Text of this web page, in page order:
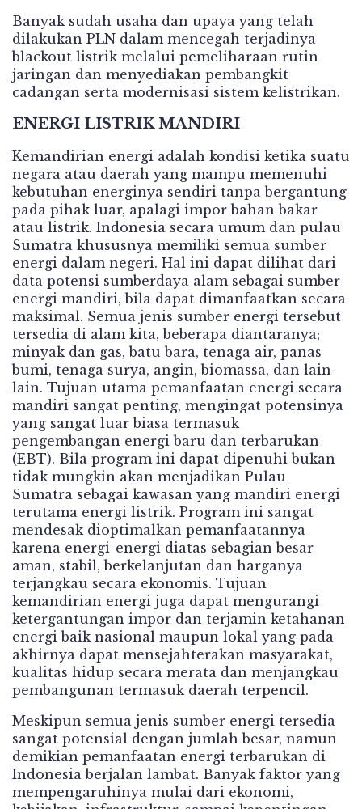
Banyak sudah usaha dan upaya yang telah
dilakukan PLN dalam mencegah terjadinya
blackout listrik melalui pemeliharaan rutin
jaringan dan menyediakan pembangkit
cadangan serta modernisasi sistem kelistrikan.
ENERGI LISTRIK MANDIRI
Kemandirian energi adalah kondisi ketika suatu
negara atau daerah yang mampu memenuhi
kebutuhan energinya sendiri tanpa bergantung
pada pihak luar, apalagi impor bahan bakar
atau listrik. Indonesia secara umum dan pulau
Sumatra khususnya memiliki semua sumber
energi dalam negeri. Hal ini dapat dilihat dari
data potensi sumberdaya alam sebagai sumber
energi mandiri, bila dapat dimanfaatkan secara
maksimal. Semua jenis sumber energi tersebut
tersedia di alam kita, beberapa diantaranya;
minyak dan gas, batu bara, tenaga air, panas
bumi, tenaga surya, angin, biomassa, dan lain-
lain. Tujuan utama pemanfaatan energi secara
mandiri sangat penting, mengingat potensinya
yang sangat luar biasa termasuk
pengembangan energi baru dan terbarukan
(EBT). Bila program ini dapat dipenuhi bukan
tidak mungkin akan menjadikan Pulau
Sumatra sebagai kawasan yang mandiri energi
terutama energi listrik. Program ini sangat
mendesak dioptimalkan pemanfaatannya
karena energi-energi diatas sebagian besar
aman, stabil, berkelanjutan dan harganya
terjangkau secara ekonomis. Tujuan
kemandirian energi juga dapat mengurangi
ketergantungan impor dan terjamin ketahanan
energi baik nasional maupun lokal yang pada
akhirnya dapat mensejahterakan masyarakat,
kualitas hidup secara merata dan menjangkau
pembangunan termasuk daerah terpencil.
Meskipun semua jenis sumber energi tersedia
sangat potensial dengan jumlah besar, namun
demikian pemanfaatan energi terbarukan di
Indonesia berjalan lambat. Banyak faktor yang
mempengaruhinya mulai dari ekonomi,